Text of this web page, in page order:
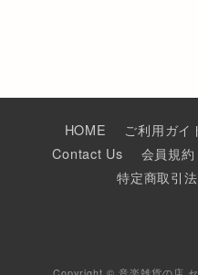
HOME ご利用ガイ
Contact Us
会員規約
特定商取引